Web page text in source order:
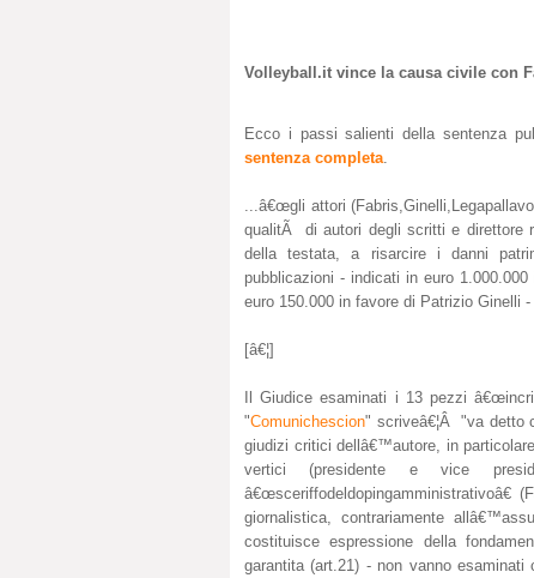
Volleyball.it vince la causa civile con
Ecco i passi salienti della sentenza
sentenza completa
...â€œgli attori
qualitÃ di autori degli scritti e direttore
della testata, a risarcire i danni
pubblicazioni - indicati in euro
euro 150.000 in favore di Patrizio Ginelli -
[â€¦]
Il Giudice esaminati i 13 pezzi
"Comunichescion" scriveâ€¦Â "va detto
giudizi critici dellâ€™autore, in
vertici (presidente e vice
giornalistica, contrariamente
costituisce espressione della
garantita (art.21) - non vanno